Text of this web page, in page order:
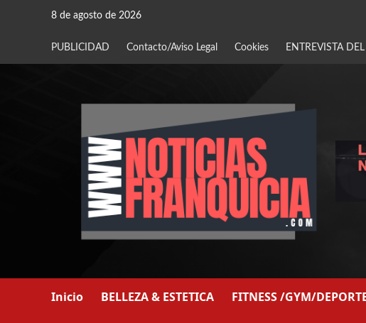
8 de agosto de 2026
PUBLICIDAD Contacto/Aviso Legal Cookies ENTREVISTA
Inicio BELLEZA & ESTETICA FITNESS /GYM/